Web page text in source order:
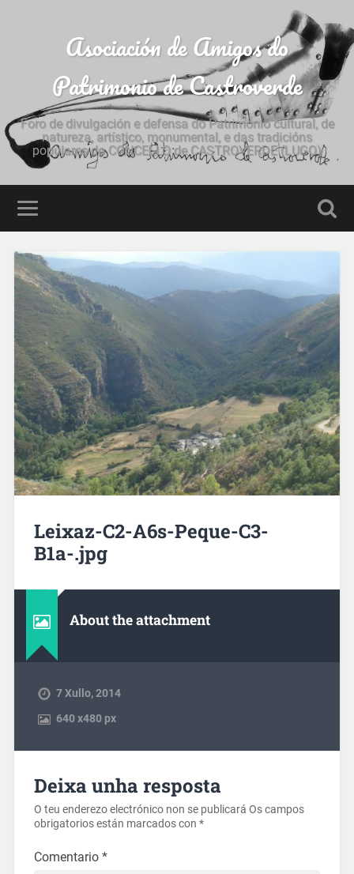
Asociación de Amigos do
Patrimonio de Castroverde
Foro de divulgación e defensa do Patrimonio cultural, de
natureza, artístico, monumental, e das tradicións
populares do CONCELLO de CASTROVERDE (LUGO)
Leixaz-C2-A6s-Peque-C3-
B1a-.jpg
About the attachment
7 Xullo, 2014
640x480 px
Deixa unha resposta
O teu enderezo electrónico non se publicará Os campos
obrigatorios están marcados con *
Comentario *